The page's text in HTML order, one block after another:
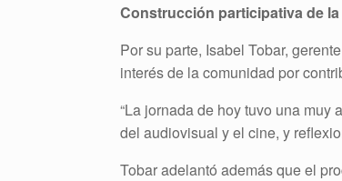
Construcción participativa de
Por su parte, Isabel Tobar,
interés de la comunidad por
“La jornada de hoy tuvo una
del audiovisual y el cine, y
Tobar adelantó además que el